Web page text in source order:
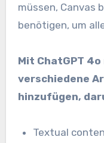
müssen, Canvas
benötigen, um
Mit ChatGPT
verschiedene
hinzufügen,
Textual